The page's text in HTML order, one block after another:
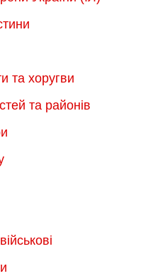
та хоругви
та районів